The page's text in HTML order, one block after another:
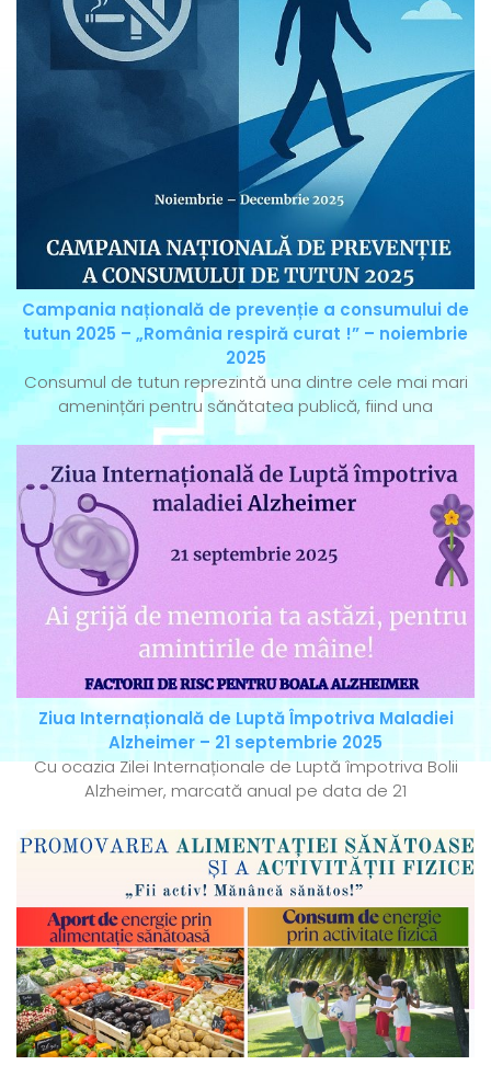
Campania națională de prevenție a consumului de
tutun 2025 – „România respiră curat !” – noiembrie
2025
Consumul de tutun reprezintă una dintre cele mai mari
amenințări pentru sănătatea publică, fiind una
Ziua Internațională de Luptă Împotriva Maladiei
Alzheimer – 21 septembrie 2025
Cu ocazia Zilei Internaționale de Luptă împotriva Bolii
Alzheimer, marcată anual pe data de 21